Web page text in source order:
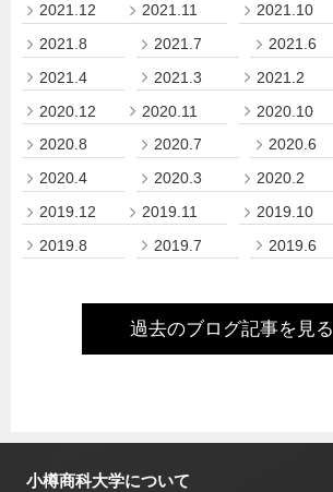
2021.12
2021.11 2021.10
2021.8
2021.7 2021.6
2021.4
2021.3 2021.2
2020.12
2020.11 2020.10
2020.8
2020.7 2020.6
2020.4
2020.3 2020.2
2019.12
2019.11 2019.10
2019.8
2019.7 2019.6
過去のブログ記事を見る
小樽商科大学について